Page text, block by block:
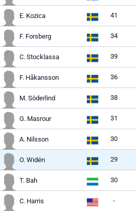
E. Kozica 41
F. Forsberg 34
C. Stocklassa 39
F. Håkansson 36
M. Söderlind 38
G. Masrour 31
A. Nilsson 30
O. Widén 29
T. Bah 30
C. Harris -